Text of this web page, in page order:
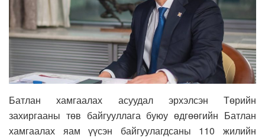
Батлан хамгаалах асуудал эрхэлсэн Төрийн
захиргааны төв байгууллага буюу өдгөөгийн Батлан
хамгаалах яам үүсэн байгуулагдсаны 110 жилийн